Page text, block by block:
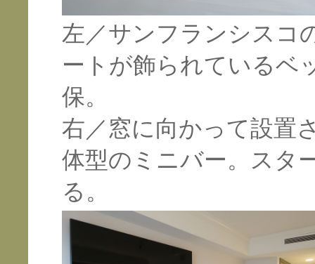
左／サンフランシスコ
ートが飾られているベ
保。
右／窓に向かって設置
体型のミニバー。スタ
る。